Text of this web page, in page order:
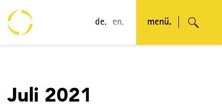
de. en. menü.
Juli 2021